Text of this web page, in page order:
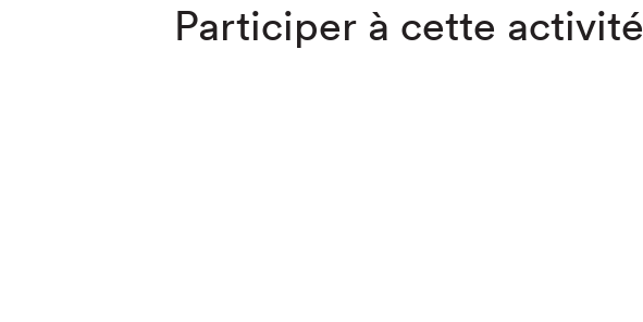
Participer à cette activité